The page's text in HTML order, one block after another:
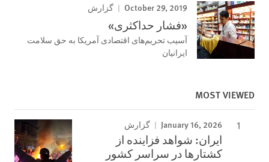
October 29, 2019 گزارش
«فشار حداکثری»
آسیب تحریم‌های اقتصادی آمریکا به حق سلامت
ایرانیان
MOST VIEWED
January 16, 2026 گزارش
ایران: شواهد فزاینده از
کشتارها در سراسر کشور